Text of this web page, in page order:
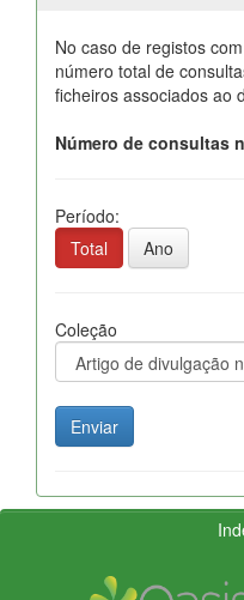
No caso de registos
número total de
ficheiros associados ao
Número de consultas
Período:
Total
Ano
Coleção